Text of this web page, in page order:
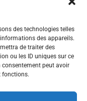
des technologies telles
des appareils.
de traiter des
ou les ID uniques sur ce
consentement peut avoir
fonctions.